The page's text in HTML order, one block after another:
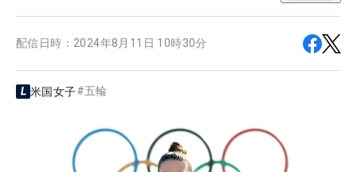
配信日時： 2024年8月11日 10時30分
米国女子#五輪